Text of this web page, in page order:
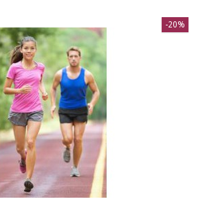
-20%